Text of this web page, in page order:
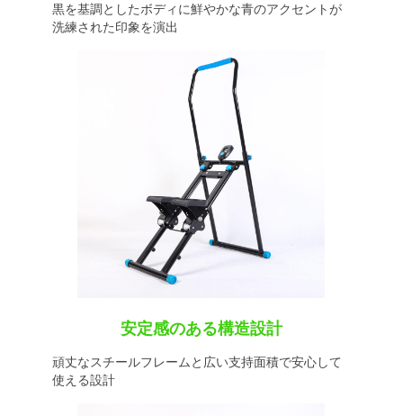
黒を基調としたボディに鮮やかな青のアクセントが
洗練された印象を演出
安定感のある構造設計
頑丈なスチールフレームと広い支持面積で安心して
使える設計